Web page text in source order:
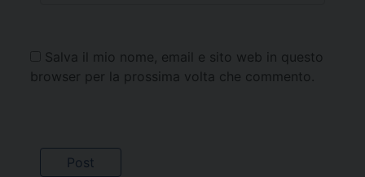
Salva il mio nome, email e sito web in questo
browser per la prossima volta che commento.